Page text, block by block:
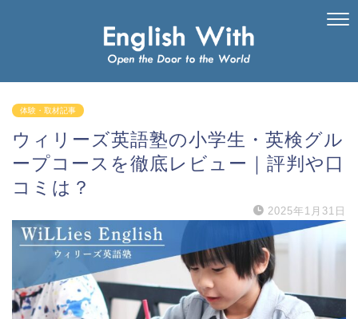
体験・取材記事
ウィリーズ英語塾の小学生・英検グル
ープコースを徹底レビュー｜評判や口
コミは？
2025年1月31日